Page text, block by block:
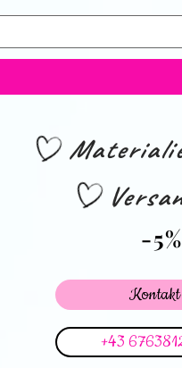
-5%
Kontakt
+43